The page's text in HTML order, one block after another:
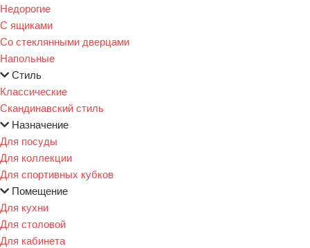
Недорогие
С ящиками
Со стеклянными дверцами
Напольные
Стиль
Классические
Скандинавский стиль
Назначение
Для посуды
Для коллекции
Для спортивных кубков
Помещение
Для кухни
Для столовой
Для кабинета